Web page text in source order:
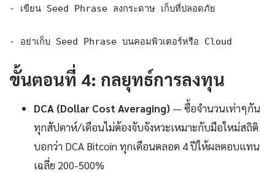
- เขียน Seed Phrase ลงกระดาษ เก็บที่ปลอดภัย
- อย่าเก็บ Seed Phrase บนคอมพิวเตอร์หรือ Cloud
ขั้นตอนที่ 4: กลยุทธ์การลงทุน
DCA (Dollar Cost Averaging) — ซื้อจำนวนเท่าๆกัน
ทุกสัปดาห์/เดือนไม่ต้องจับจังหวะเหมาะกับมือใหม่สถิติ
บอกว่า DCA Bitcoin ทุกเดือนตลอด 4 ปีให้ผลตอบแทน
เฉลี่ย 200-500%